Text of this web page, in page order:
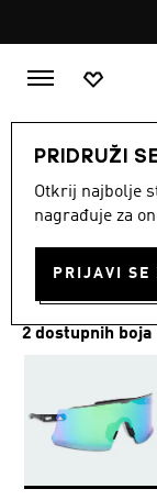
PRIDRUŽI
Otkrij najbolje
nagrađuje za
SP0100
€ 220.00
2 dostupnih boja